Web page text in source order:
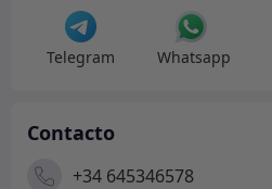
Telegram Whatsapp
Contacto
+34 645346578